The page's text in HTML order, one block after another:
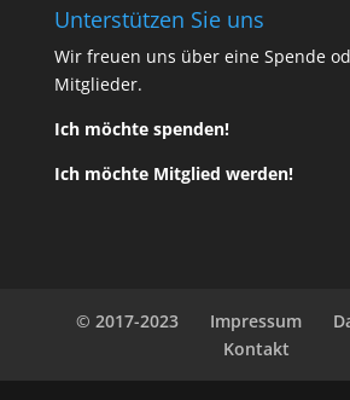
Unterstützen Sie uns
Wir freuen uns über eine Spende
Mitglieder.
Ich möchte spenden!
Ich möchte Mitglied werden!
© 2017-2023 Impressum
Kontakt